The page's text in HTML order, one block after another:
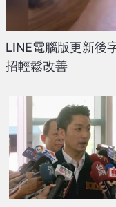
LINE電腦版更新後
招輕鬆改善